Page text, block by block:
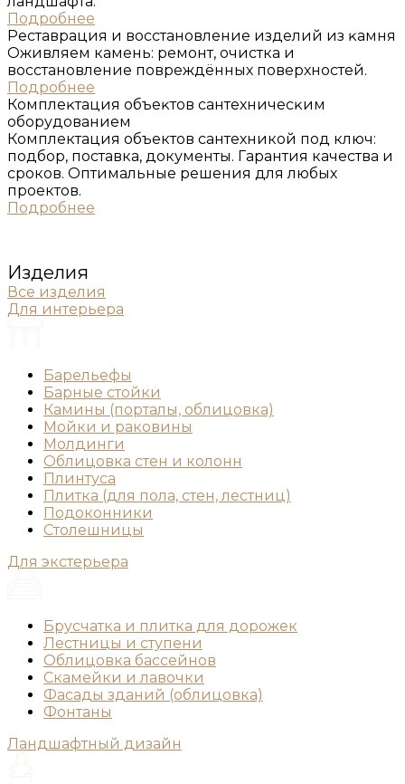
Подробнее
Реставрация и восстановление изделий из ĸамня
Оживляем камень: ремонт, очистка и
восстановление повреждённых поверхностей.
Подробнее
Комплеĸтация объеĸтов сантехничесĸим
оборудованием
Комплектация объектов сантехникой под ключ:
подбор, поставка, документы. Гарантия качества и
сроков. Оптимальные решения для любых
проектов.
Подробнее
Изделия
Все изделия
Для интерьера
Барельефы
Барные стойки
Камины (порталы, облицовка)
Мойки и раковины
Молдинги
Облицовка стен и колонн
Плинтуса
Плитка (для пола, стен, лестниц)
Подоконники
Столешницы
Для экстерьера
Брусчатка и плитка для дорожек
Лестницы и ступени
Облицовка бассейнов
Скамейки и лавочки
Фасады зданий (облицовка)
Фонтаны
Ландшафтный дизайн